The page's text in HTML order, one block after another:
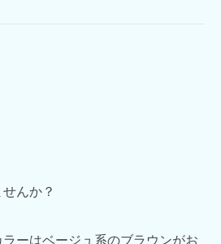
んか？
ーはベージュ系のブラウンがお